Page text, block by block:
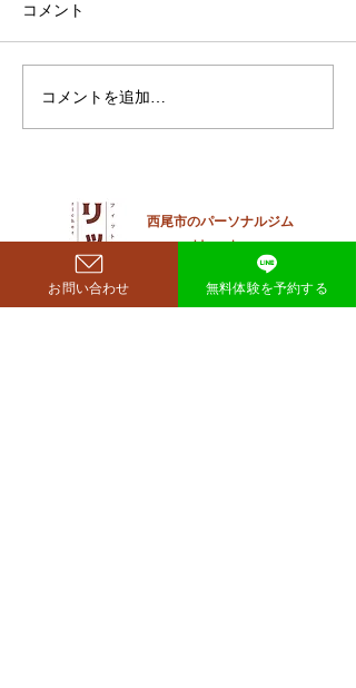
空気階段・鈴木もぐらさん
重123キロから85キロへ、マ
イナス38キロのダイエットに
注目を集めています。 鈴木も
ぐらが痩せたのはいつ？きっ
かけは何？ もぐらさんがダイ
エット成功を明かしたのは、
コメント
コメントを追加…
​リット
西尾市のパーソナルジム
richer fitness
お問い合わせ 無料体験を予約する